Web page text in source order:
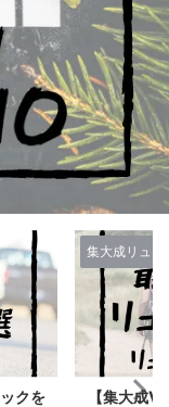
ック
集大成リュ
【Vol.2